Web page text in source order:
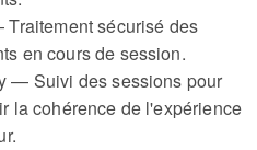
sécurisé des
en cours de session.
— Suivi des sessions pour
la cohérence de l'expérience